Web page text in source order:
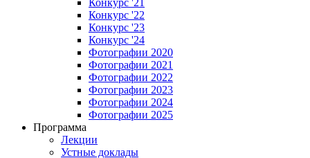
Конкурс '21
Конкурс '22
Конкурс '23
Конкурс '24
Фотографии 2020
Фотографии 2021
Фотографии 2022
Фотографии 2023
Фотографии 2024
Фотографии 2025
Программа
Лекции
Устные доклады